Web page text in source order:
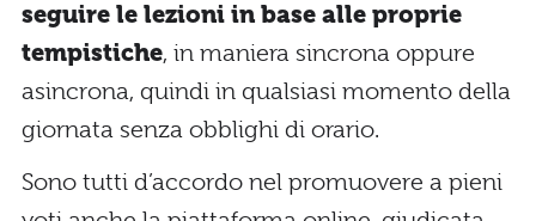
seguire le lezioni in base alle proprie
tempistiche, in maniera sincrona oppure
asincrona, quindi in qualsiasi momento della
giornata senza obblighi di orario.
Sono tutti d’accordo nel promuovere a pieni